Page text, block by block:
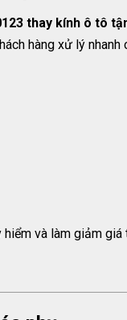
thay kính ô tô
hàng xử lý
và làm giảm giá